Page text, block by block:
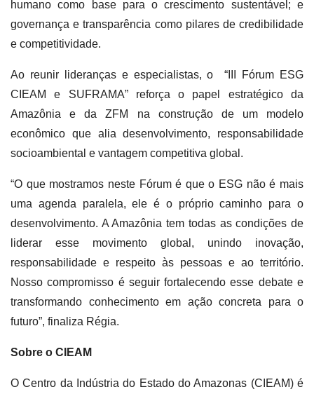
humano como base para o crescimento sustentável; e
governança e transparência como pilares de credibilidade
e competitividade.
Ao reunir lideranças e especialistas, o “III Fórum ESG
CIEAM e SUFRAMA” reforça o papel estratégico da
Amazônia e da ZFM na construção de um modelo
econômico que alia desenvolvimento, responsabilidade
socioambiental e vantagem competitiva global.
“O que mostramos neste Fórum é que o ESG não é mais
uma agenda paralela, ele é o próprio caminho para o
desenvolvimento. A Amazônia tem todas as condições de
liderar esse movimento global, unindo inovação,
responsabilidade e respeito às pessoas e ao território.
Nosso compromisso é seguir fortalecendo esse debate e
transformando conhecimento em ação concreta para o
futuro”, finaliza Régia.
Sobre o CIEAM
O Centro da Indústria do Estado do Amazonas (CIEAM) é